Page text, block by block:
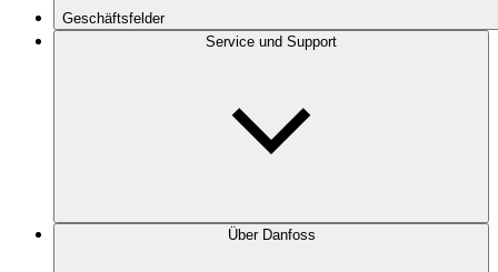
Geschäftsfelder
Service und Support
Über Danfoss